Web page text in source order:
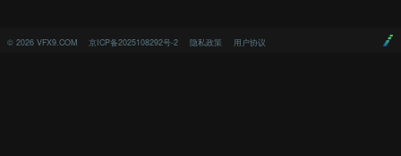
© 2026 VFX9.COM 京ICP备2025108292号-2 隐私政策 用户协议